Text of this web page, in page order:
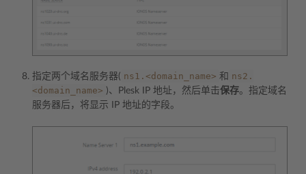
指定两个域名服务器( ns1.<domain_name> 和 ns2.
<domain_name> )、Plesk IP 地址，然后单击保存。指定域名
服务器后，将显示 IP 地址的字段。